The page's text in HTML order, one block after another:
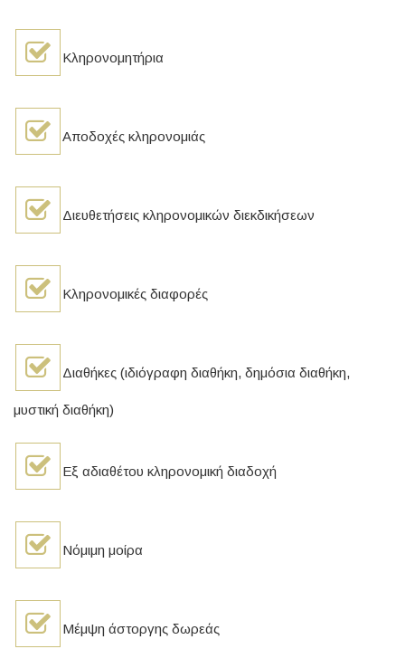
Κληρονομητήρια
Αποδοχές κληρονομιάς
Διευθετήσεις κληρονομικών διεκδικήσεων
Κληρονομικές διαφορές
Διαθήκες (ιδιόγραφη διαθήκη, δημόσια διαθήκη,
μυστική διαθήκη)
Εξ αδιαθέτου κληρονομική διαδοχή
Νόμιμη μοίρα
Μέμψη άστοργης δωρεάς